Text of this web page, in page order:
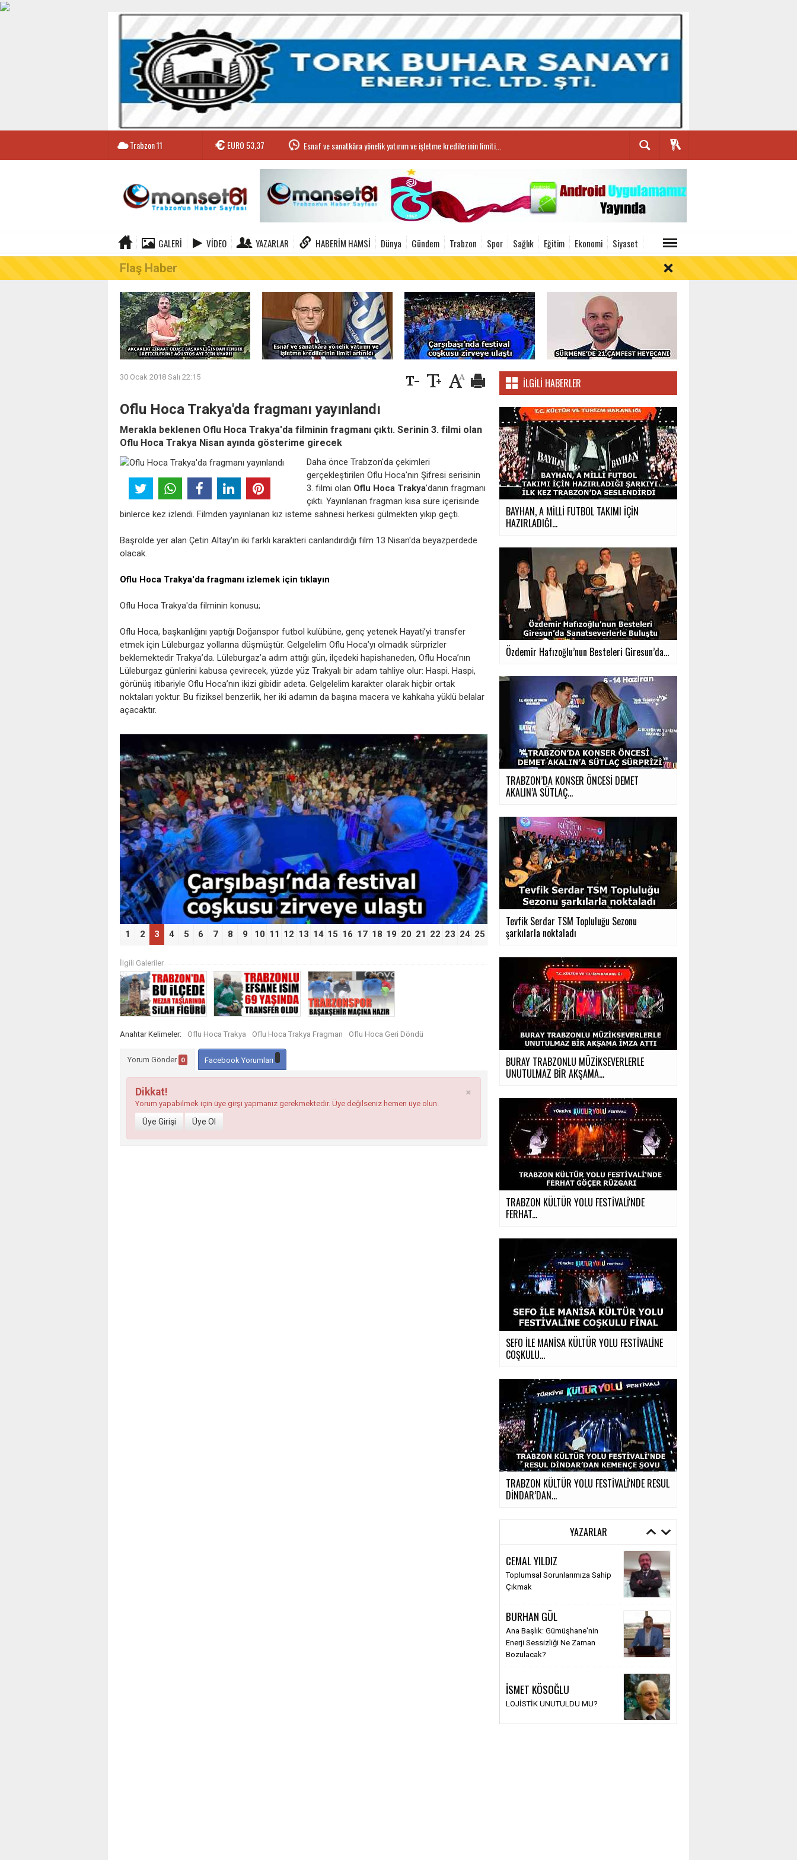
Trabzon11 EURO53,37 Esnaf ve sanatkâra yönelik yatırım ve işletme kredilerinin limiti...
GALERI VIDEO YAZARLAR HABERIM HAMSI Dünya Gündem Trabzon Spor Sağlık Eğitim Ekonomi Siyaset
Flaş Haber
AKÇAABAT ZİRAAT ODASI BAŞKANLIĞINDAN FINDIK ÜRETİCİLERİNE AĞUSTOS AYI İÇİN UYARI!
30 Ocak 2018 Salı 22:15
Oflu Hoca Trakya'da fragmanı yayınlandı
Merakla beklenen Oflu Hoca Trakya'da filminin fragmanı çıktı. Serinin 3. filmi olan
Oflu Hoca Trakya Nisan ayında gösterime girecek
Daha önce Trabzon'da çekimleri
gerçekleştirilen Oflu Hoca'nın Şifresi serisinin
3. filmi olan Oflu Hoca Trakya'danın fragmanı
çıktı. Yayınlanan fragman kısa süre içerisinde
binlerce kez izlendi. Filmden yayınlanan kız isteme sahnesi herkesi gülmekten yıkıp geçti.
Başrolde yer alan Çetin Altay'ın iki farklı karakteri canlandırdığı film 13 Nisan'da beyazperdede
olacak.
Oflu Hoca Trakya'da fragmanı izlemek için tıklayın
Oflu Hoca Trakya'da filminin konusu;
Oflu Hoca, başkanlığını yaptığı Doğanspor futbol kulübüne, genç yetenek Hayati’yi transfer
etmek için Lüleburgaz yollarına düşmüştür. Gelgelelim Oflu Hoca’yı olmadık sürprizler
beklemektedir Trakya’da. Lüleburgaz’a adım attığı gün, ilçedeki hapishaneden, Oflu Hoca’nın
Lüleburgaz günlerini kabusa çevirecek, yüzde yüz Trakyalı bir adam tahliye olur: Haspi. Haspi,
görünüş itibariyle Oflu Hoca’nın ikizi gibidir adeta. Gelgelelim karakter olarak hiçbir ortak
noktaları yoktur. Bu fiziksel benzerlik, her iki adamın da başına macera ve kahkaha yüklü belalar
açacaktır.
1 2 3 4 5 6 7 8 9 10 11 12 13 14 15 16 17 18 19 20 21 22 23 24 25
İlgili Galeriler
Anahtar Kelimeler: Oflu Hoca Trakya Oflu Hoca Trakya Fragman Oflu Hoca Geri Döndü
Yorum Gönder 0 Facebook Yorumları
×
Dikkat!
Yorum yapabilmek için üye girşi yapmanız gerekmektedir. Üye değilseniz hemen üye olun.
Üye Girişi Üye Ol
İLGILI HABERLER
BAYHAN, A MİLLİ FUTBOL TAKIMI İÇİN
HAZIRLADIĞI...
Özdemir Hafızoğlu’nun Besteleri Giresun’da...
TRABZON’DA KONSER ÖNCESİ DEMET
AKALIN’A SÜTLAÇ...
Tevfik Serdar TSM Topluluğu Sezonu
şarkılarla noktaladı
BURAY TRABZONLU MÜZİKSEVERLERLE
UNUTULMAZ BİR AKŞAMA...
TRABZON KÜLTÜR YOLU FESTİVALİ'NDE
FERHAT...
SEFO İLE MANİSA KÜLTÜR YOLU FESTİVALİNE
COŞKULU...
TRABZON KÜLTÜR YOLU FESTİVALİ'NDE RESUL
DİNDAR’DAN...
YAZARLAR
CEMAL YILDIZ
Toplumsal Sorunlarımıza Sahip
Çıkmak
BURHAN GÜL
Ana Başlık: Gümüşhane'nin
Enerji Sessizliği Ne Zaman
Bozulacak?
İSMET KÖSOĞLU
LOJİSTİK UNUTULDU MU?